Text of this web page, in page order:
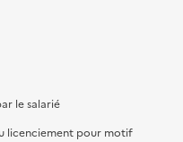
le salarié
licenciement pour motif